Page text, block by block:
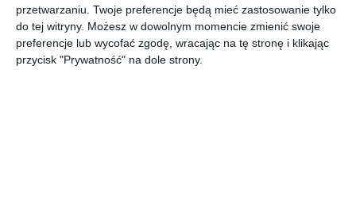
przetwarzaniu. Twoje preferencje będą mieć zastosowanie tylko
do tej witryny. Możesz w dowolnym momencie zmienić swoje
preferencje lub wycofać zgodę, wracając na tę stronę i klikając
przycisk "Prywatność" na dole strony.